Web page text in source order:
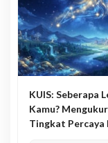
KUIS: Seberapa
Kamu? Mengukur
Tingkat Percaya